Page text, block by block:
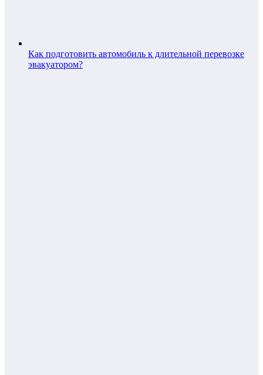
Как подготовить автомобиль к длительной перевозке
эвакуатором?